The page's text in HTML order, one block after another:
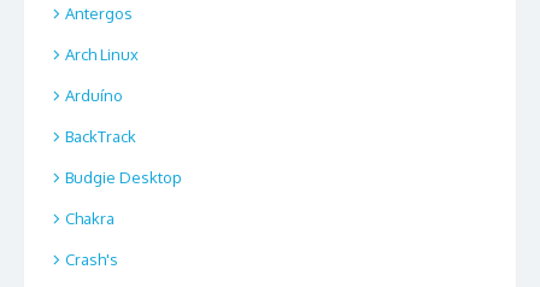
Antergos
Arch Linux
Arduíno
BackTrack
Budgie Desktop
Chakra
Crash's